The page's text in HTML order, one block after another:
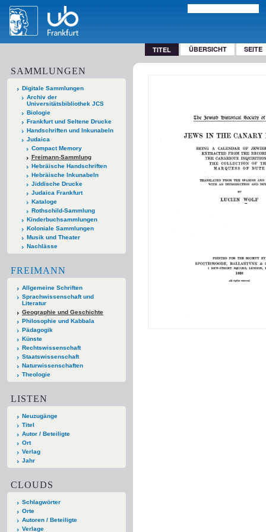
TITEL ÜBERSICHT SEITE
SAMMLUNGEN
Digitale Sammlungen
Archiv der
Universitätsbibliothek JCS
Biologie
Frankfurt und Seltene Drucke
Handschriften und Inkunabeln
Judaica
Compact Memory
Freimann-Sammlung
Hebräische Handschriften
Hebräische Inkunabeln
Jiddische Drucke
Judaica Frankfurt
Kataloge
Rothschild-Sammlung
Kinderbuchsammlungen
Koloniale Sammlungen
Musik und Theater
Nachlässe
FREIMANN
Allgemeine Schriften
Sprachwissenschaft und
Literatur
Geographie und Geschichte
Philosophie und Kabbala
Pädagogik
Künste
Rechtswissenschaft
Staatswissenschaft
Naturwissenschaften
Theologie
LISTEN
Neuzugänge
Titel
Autor / Beteiligte
Ort
Verlag
Jahr
CLOUDS
Schlagwörter
Orte
Autoren / Beteiligte
Verlage